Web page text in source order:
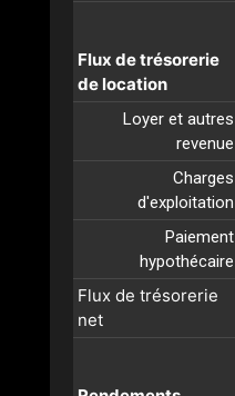
Flux de trésorerie
de location
Loyer et autres
revenue
Charges
d'exploitation
Paiement
hypothécaire
Flux de trésorerie
net